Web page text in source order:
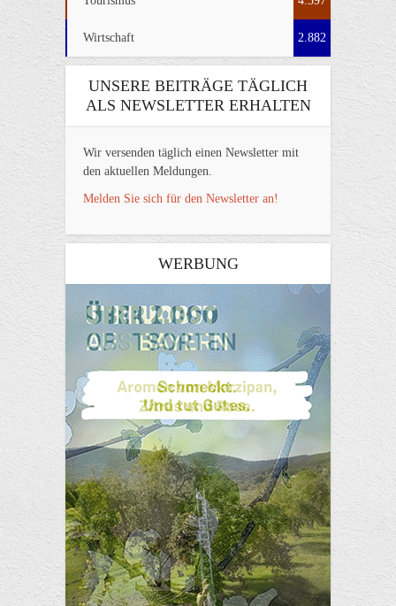
Wirtschaft 2.882
UNSERE BEITRÄGE TÄGLICH
ALS NEWSLETTER ERHALTEN
Wir versenden täglich einen Newsletter mit
den aktuellen Meldungen.
Melden Sie sich für den Newsletter an!
WERBUNG